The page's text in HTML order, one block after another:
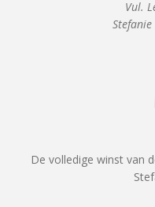
Vul.
De volledige winst van